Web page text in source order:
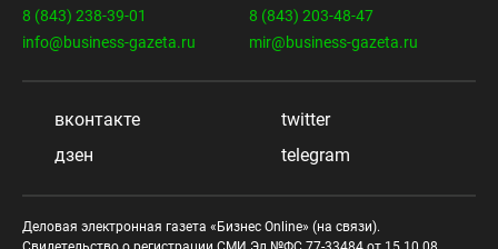
8 (843) 238-39-01
info@business-gazeta.ru
8 (843) 203-48-47
mir@business-gazeta.ru
вконтакте
twitter
дзен
telegram
Деловая электронная газета «Бизнес Online» (на связи).